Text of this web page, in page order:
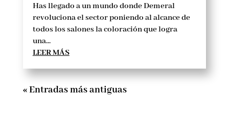
Has llegado a un mundo donde Demeral
revoluciona el sector poniendo al alcance de
todos los salones la coloración que logra
una...
LEER MÁS
« Entradas más antiguas